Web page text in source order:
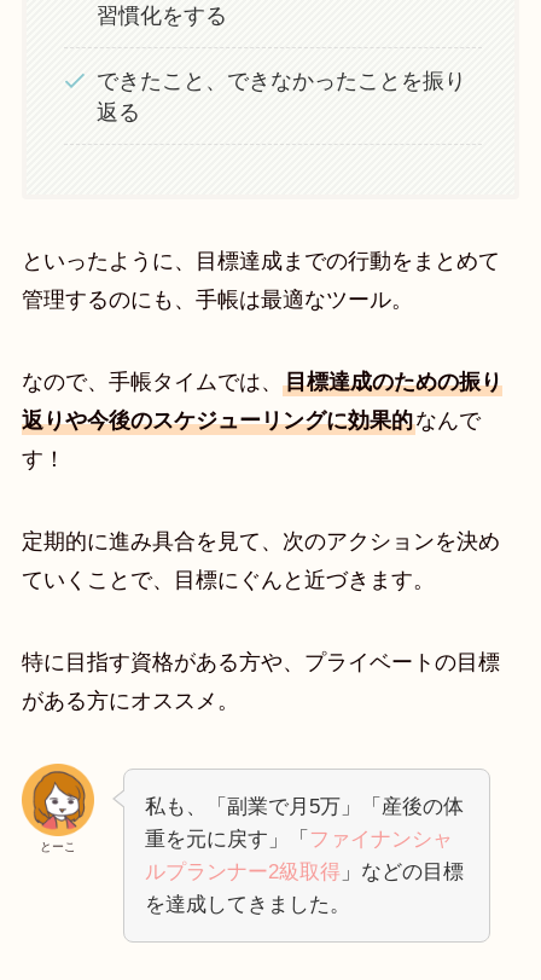
習慣化をする
できたこと、できなかったことを振り
返る
といったように、目標達成までの行動をまとめて
管理するのにも、手帳は最適なツール。
なので、手帳タイムでは、 目標達成のための振り
返りや今後のスケジューリングに効果的なんで
す！
定期的に進み具合を見て、次のアクションを決め
ていくことで、目標にぐんと近づきます。
特に目指す資格がある方や、プライベートの目標
がある方にオススメ。
とーこ
私も、「副業で月5万」「産後の体
重を元に戻す」「 ファイナンシャ
ルプランナー2級取得 」などの目標
を達成してきました。